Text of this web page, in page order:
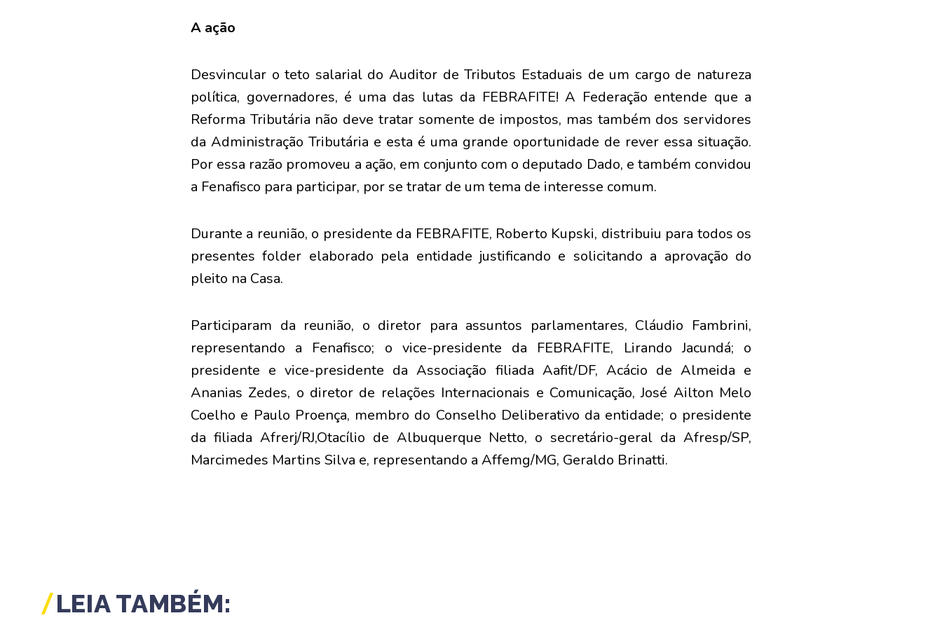
A ação
Desvincular o teto salarial do Auditor de Tributos Estaduais de um cargo de natureza
política, governadores, é uma das lutas da FEBRAFITE! A Federação entende que a
Reforma Tributária não deve tratar somente de impostos, mas também dos servidores
da Administração Tributária e esta é uma grande oportunidade de rever essa situação.
Por essa razão promoveu a ação, em conjunto com o deputado Dado, e também convidou
a Fenafisco para participar, por se tratar de um tema de interesse comum.
Durante a reunião, o presidente da FEBRAFITE, Roberto Kupski, distribuiu para todos os
presentes folder elaborado pela entidade justificando e solicitando a aprovação do
pleito na Casa.
Participaram da reunião, o diretor para assuntos parlamentares, Cláudio Fambrini,
representando a Fenafisco; o vice-presidente da FEBRAFITE, Lirando Jacundá; o
presidente e vice-presidente da Associação filiada Aafit/DF, Acácio de Almeida e
Ananias Zedes, o diretor de relações Internacionais e Comunicação, José Ailton Melo
Coelho e Paulo Proença, membro do Conselho Deliberativo da entidade; o presidente
da filiada Afrerj/RJ,Otacílio de Albuquerque Netto, o secretário-geral da Afresp/SP,
Marcimedes Martins Silva e, representando a Affemg/MG, Geraldo Brinatti.
LEIA TAMBÉM: